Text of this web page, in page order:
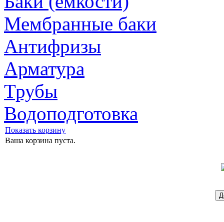
Мембранные баки
Антифризы
Арматура
Трубы
Водоподготовка
Показать корзину
Ваша корзина пуста.